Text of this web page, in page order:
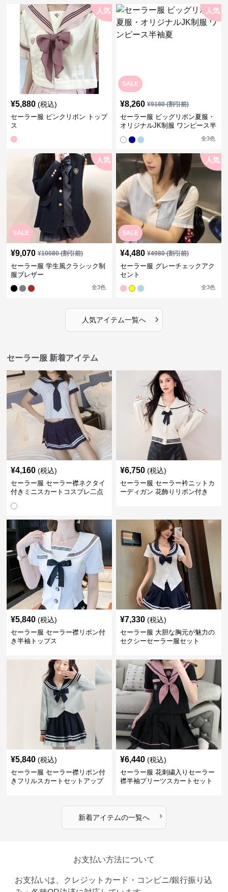
人気
¥5,880 (税込)
セーラー服 ピンクリボン トップ
ス
SALE
人気
¥8,260 ¥9180(割引前)
セーラー服 ビッグリボン夏服・
オリジナルJK制服 ワンピース半
全3色
SALE
人気
¥9,070 ¥10080(割引前)
セーラー服 学生風クラシック制
服ブレザー
全3色
SALE
人気
¥4,480 ¥4980(割引前)
セーラー服 グレーチェックアク
セント
全3色
人気アイテム一覧へ ›
セーラー服 新着アイテム
¥4,160 (税込)
セーラー服 セーラー襟ネクタイ
付きミニスカートコスプレ二点
¥6,750 (税込)
セーラー服 セーラー衿ニットカ
ーディガン 花飾りリボン付き
¥5,840 (税込)
セーラー服 セーラー襟リボン付
き半袖トップス
¥7,330 (税込)
セーラー服 大胆な胸元が魅力の
セクシーセーラー服セット
¥5,840 (税込)
セーラー服 セーラー襟リボン付
きフリルスカートセットアップ
¥6,440 (税込)
セーラー服 花刺繍入りセーラー
襟半袖プリーツスカートセット
新着アイテムの一覧へ ›
お支払い方法について
お支払いは、クレジットカード・コンビニ/銀行振り込